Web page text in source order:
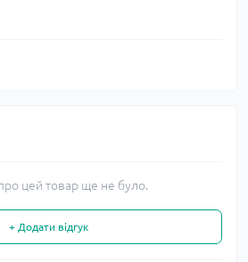
про цей товар ще не було.
+ Додати відгук